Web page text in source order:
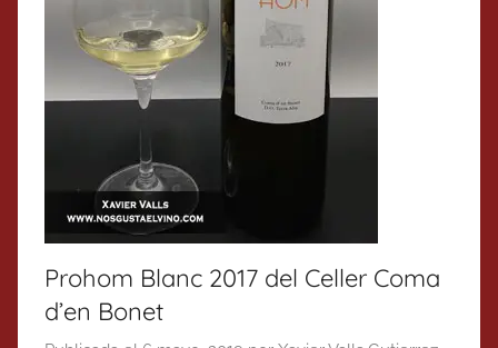
Prohom Blanc 2017 del Celler Coma
d’en Bonet